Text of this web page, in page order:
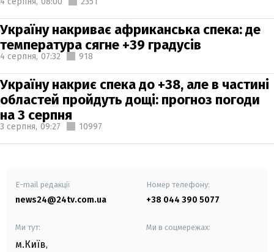
Україну накриває африканська спека: де
температура сягне +39 градусів
4 серпня, 07:32 918
Україну накриє спека до +38, але в частині
областей пройдуть дощі: прогноз погоди
на 3 серпня
3 серпня, 09:27 10997
E-mail редакції
news24@24tv.com.ua
Номер телефону:
+38 044 390 5077
Ми тут:
м.Київ,
Ми в соцмережах: